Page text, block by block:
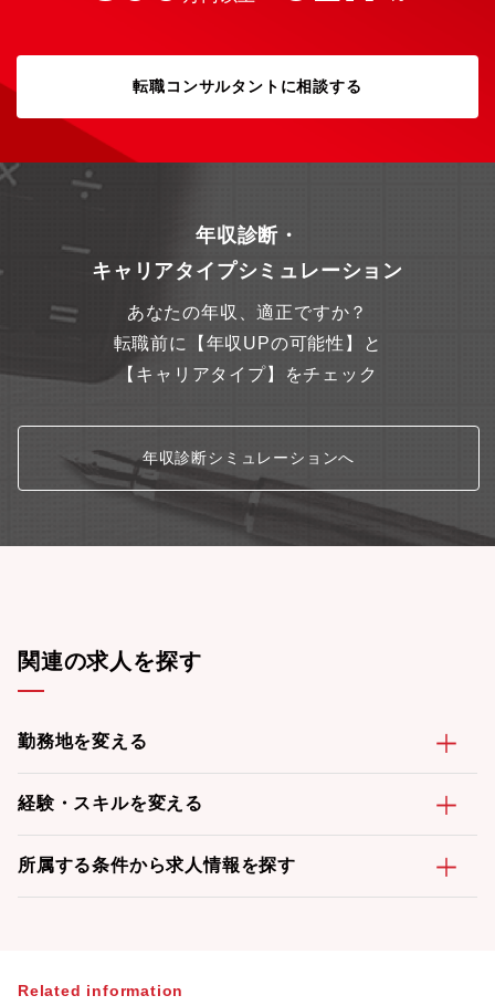
へ向けた研修を受けることが可能です。通常50~100万掛かる授業
転職コンサルタントに相談する
年収診断・
キャリアタイプシミュレーション
あなたの年収、適正ですか？
転職前に【年収UPの可能性】と
【キャリアタイプ】をチェック
年収診断シミュレーションへ
関連の求人を探す
勤務地を変える
経験・スキルを変える
所属する条件から求人情報を探す
Related information